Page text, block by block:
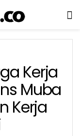
Kerja
Muba
Kerja